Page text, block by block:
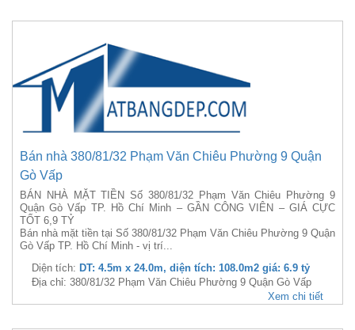
Bán nhà 380/81/32 Phạm Văn Chiêu Phường 9 Quận
Gò Vấp
BÁN NHÀ MẶT TIỀN Số 380/81/32 Phạm Văn Chiêu Phường 9
Quận Gò Vấp TP. Hồ Chí Minh – GẦN CÔNG VIÊN – GIÁ CỰC
TỐT 6,9 TỶ
Bán nhà mặt tiền tại Số 380/81/32 Phạm Văn Chiêu Phường 9 Quận
Gò Vấp TP. Hồ Chí Minh - vị trí...
Diện tích: DT: 4.5m x 24.0m, diện tích: 108.0m2 giá: 6.9 tỷ
Địa chỉ: 380/81/32 Phạm Văn Chiêu Phường 9 Quận Gò Vấp
Xem chi tiết